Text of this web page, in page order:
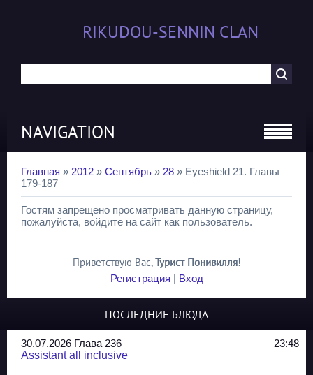
RIKUDOU-SENNIN CLAN
NAVIGATION
Главная » 2012 » Сентябрь » 28 » Eyeshield 21. Главы
179-187
Гостям запрещено просматривать данную страницу,
пожалуйста, войдите на сайт как пользователь.
Приветствую Вас,Турист Понивилля!
Регистрация | Вход
ПОСЛЕДНИЕ БЛЮДА
30.07.2026 Глава 236
23:48
Assistant all inclusive